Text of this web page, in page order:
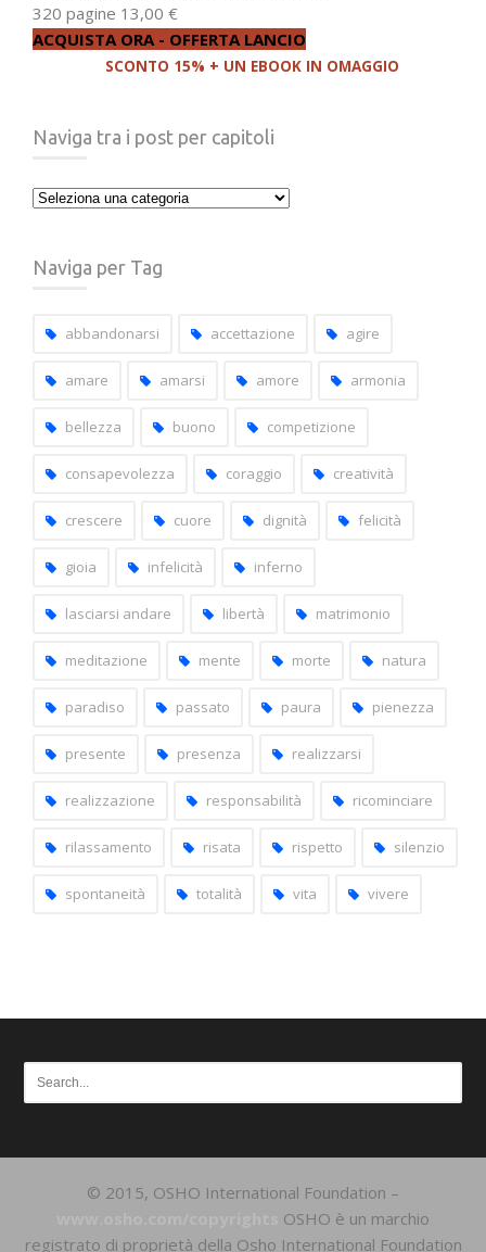
320 pagine 13,00 €
ACQUISTA ORA - OFFERTA LANCIO
SCONTO 15% + UN EBOOK IN OMAGGIO
Naviga tra i post per capitoli
Naviga
post
capitoli
Naviga per Tag
abbandonarsi accettazione agire
amare amarsi amore armonia
bellezza buono competizione
consapevolezza coraggio creatività
crescere cuore dignità felicità
gioia infelicità inferno
lasciarsi andare libertà matrimonio
meditazione mente morte natura
paradiso passato paura pienezza
presente presenza realizzarsi
realizzazione responsabilità ricominciare
rilassamento risata rispetto silenzio
spontaneità totalità vita vivere
© 2015, OSHO International Foundation –
OSHO è un marchio
registrato di proprietà della Osho International Foundation